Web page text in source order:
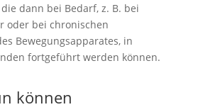
die dann bei Bedarf, z. B. bei
oder bei chronischen
Bewegungsapparates, in
fortgeführt werden können.
können